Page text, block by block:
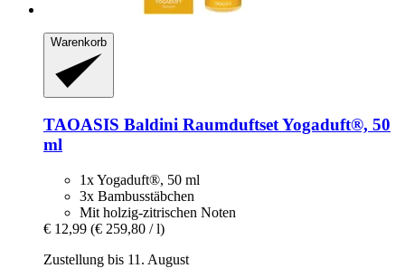
Warenkorb
TAOASIS Baldini Raumduftset Yogaduft®, 50
ml
1x Yogaduft®, 50 ml
3x Bambusstäbchen
Mit holzig-zitrischen Noten
€ 12,99 (€ 259,80 / l)
Zustellung bis 11. August